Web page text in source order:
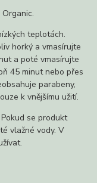
teplotách.
horký a vmasírujte
a poté vmasírujte
45 minut nebo přes
parabeny,
k vnějšímu užití.
se produkt
vlažné vody. V